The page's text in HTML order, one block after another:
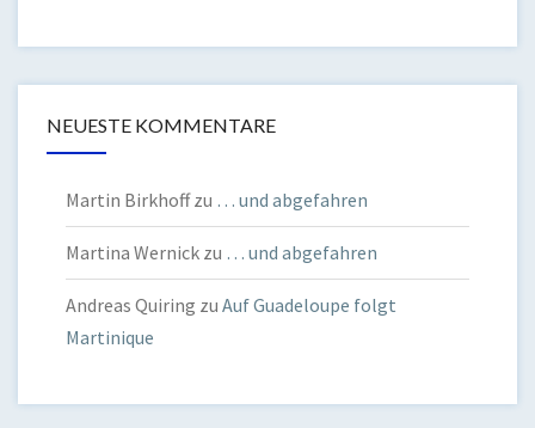
NEUESTE KOMMENTARE
Martin Birkhoffzu … und abgefahren
Martina Wernick zu … und abgefahren
Andreas Quiring zu Auf Guadeloupe folgt
Martinique